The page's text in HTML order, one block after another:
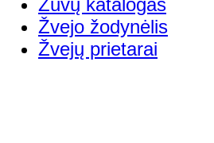
Žvejo žodynėlis
Žvejų prietarai